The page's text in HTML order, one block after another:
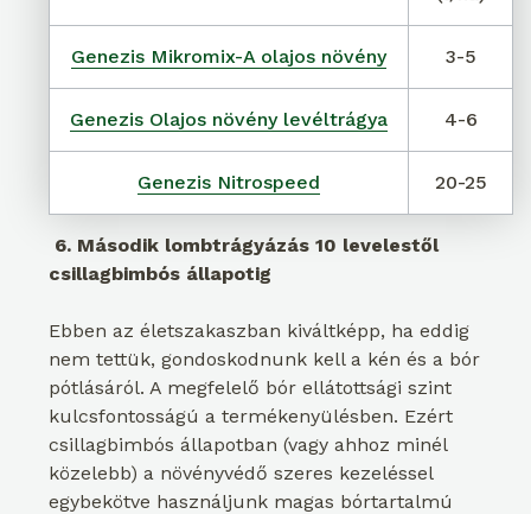
Genezis Mikromix-A olajos növény 3-5
Genezis Olajos növény levéltrágya 4-6
Genezis Nitrospeed 20-25
6. Második lombtrágyázás 10 levelestől
csillagbimbós állapotig
Ebben az életszakaszban kiváltképp, ha eddig
nem tettük, gondoskodnunk kell a kén és a bór
pótlásáról. A megfelelő bór ellátottsági szint
kulcsfontosságú a termékenyülésben. Ezért
csillagbimbós állapotban (vagy ahhoz minél
közelebb) a növényvédő szeres kezeléssel
egybekötve használjunk magas bórtartalmú